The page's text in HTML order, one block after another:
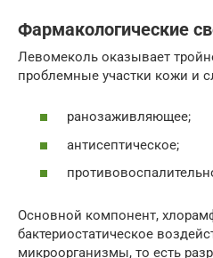
Фармакологические
Левомеколь оказывает
проблемные участки кожи и
ранозаживляющее;
антисептическое;
Основной компонент,
бактериостатическое
микроорганизмы, то есть